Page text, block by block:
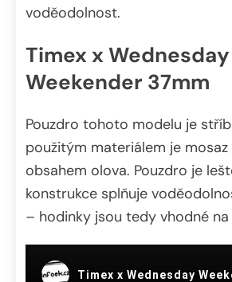
voděodolnost.
Timex x Wednesday
Weekender 37mm
Pouzdro tohoto modelu je
použitým materiálem je mosaz
obsahem olova. Pouzdro je
konstrukce splňuje
– hodinky jsou tedy vhodné na